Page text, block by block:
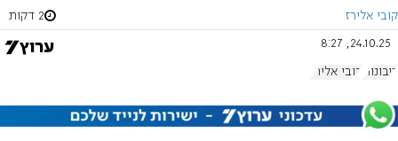
קובי אלירז 2 דקות
24.10.25, 8:27
ריבונות קובי אלירז